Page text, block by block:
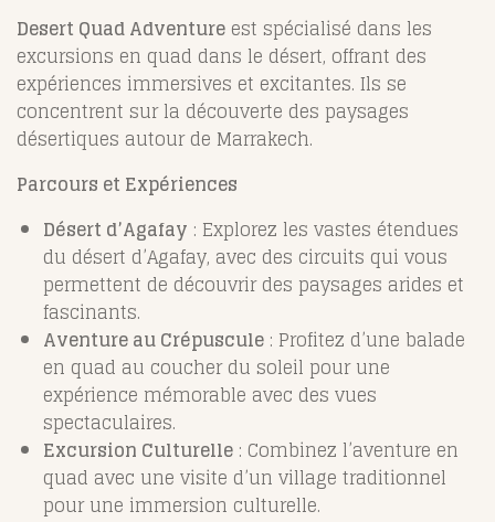
Desert Quad Adventure est spécialisé dans les
excursions en quad dans le désert, offrant des
expériences immersives et excitantes. Ils se
concentrent sur la découverte des paysages
désertiques autour de Marrakech.
Parcours et Expériences
Désert d’Agafay : Explorez les vastes étendues
du désert d’Agafay, avec des circuits qui vous
permettent de découvrir des paysages arides et
fascinants.
Aventure au Crépuscule : Profitez d’une balade
en quad au coucher du soleil pour une
expérience mémorable avec des vues
spectaculaires.
Excursion Culturelle : Combinez l’aventure en
quad avec une visite d’un village traditionnel
pour une immersion culturelle.